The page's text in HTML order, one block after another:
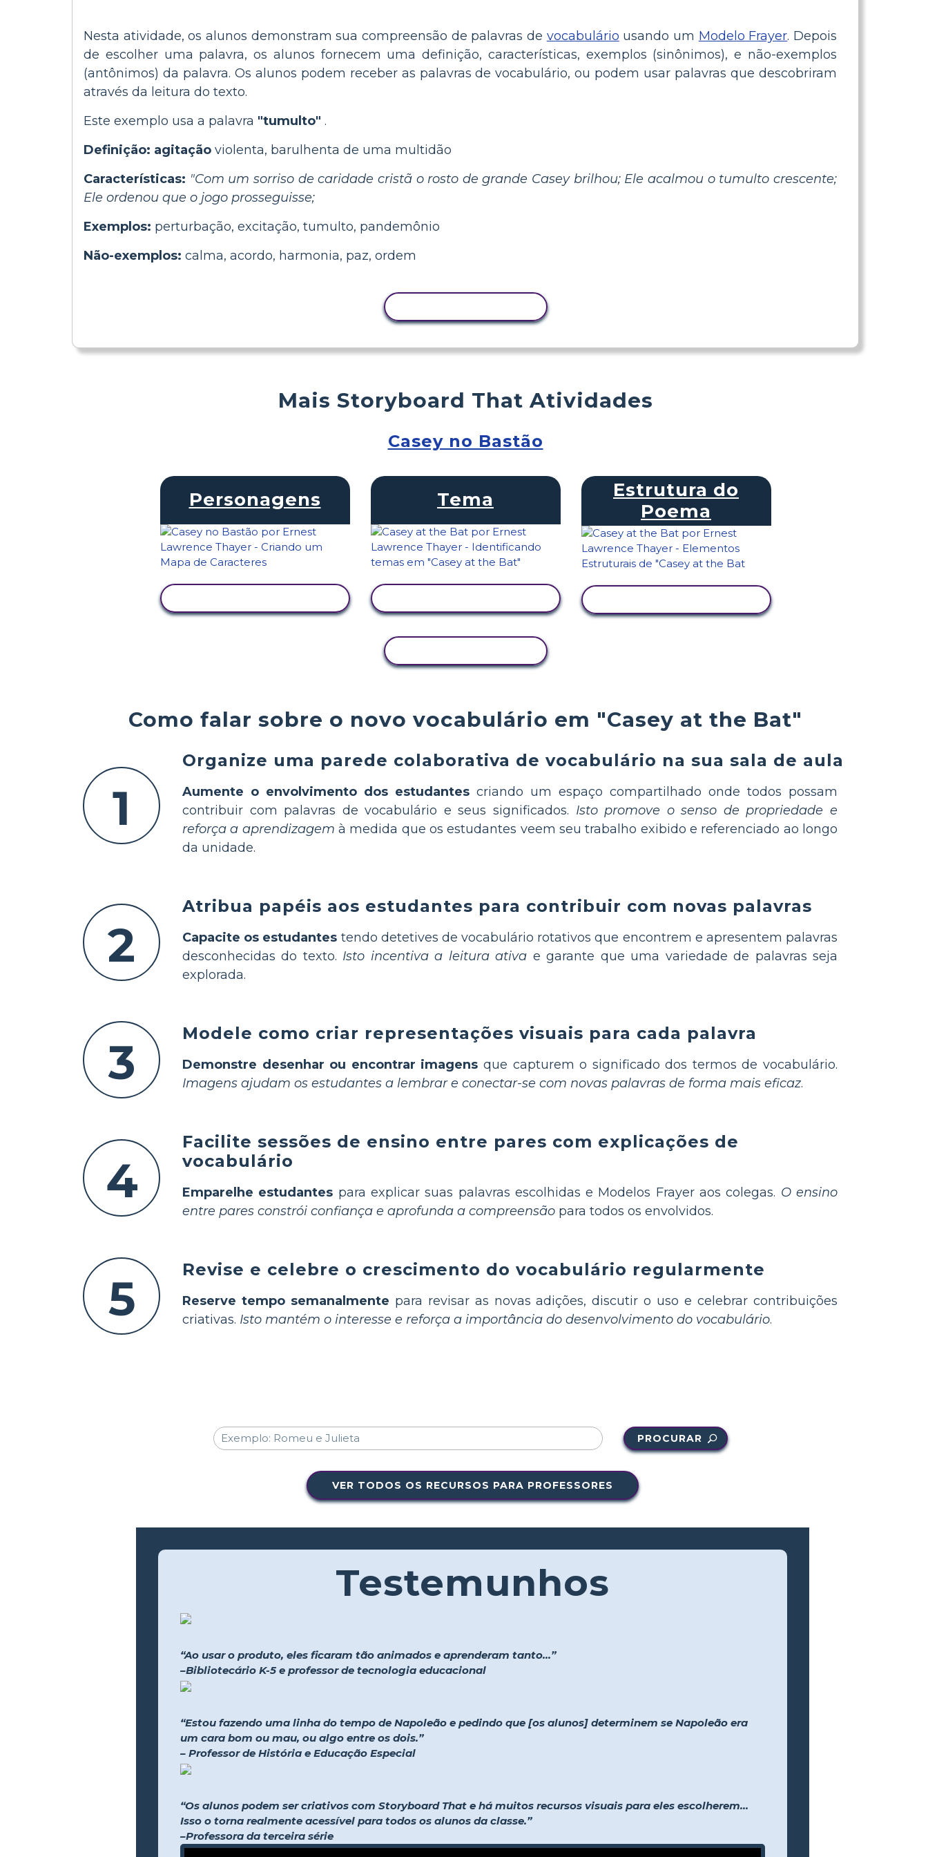
Nesta atividade, os alunos demonstram sua compreensão de palavras de vocabulário usando um Modelo Frayer. Depois
de escolher uma palavra, os alunos fornecem uma definição, características, exemplos (sinônimos), e não-exemplos
(antônimos) da palavra. Os alunos podem receber as palavras de vocabulário, ou podem usar palavras que descobriram
através da leitura do texto.
Este exemplo usa a palavra "tumulto" .
Definição: agitação violenta, barulhenta de uma multidão
Características: "Com um sorriso de caridade cristã o rosto de grande Casey brilhou; Ele acalmou o tumulto crescente;
Ele ordenou que o jogo prosseguisse;
Exemplos: perturbação, excitação, tumulto, pandemônio
Não-exemplos: calma, acordo, harmonia, paz, ordem
Como falar sobre o novo vocabulário em "Casey at the Bat"
1
Organize uma parede colaborativa de vocabulário na sua sala de aula
Aumente o envolvimento dos estudantes criando um espaço compartilhado onde todos possam
contribuir com palavras de vocabulário e seus significados. Isto promove o senso de propriedade e
reforça a aprendizagem à medida que os estudantes veem seu trabalho exibido e referenciado ao longo
da unidade.
2
Atribua papéis aos estudantes para contribuir com novas palavras
Capacite os estudantes tendo detetives de vocabulário rotativos que encontrem e apresentem palavras
desconhecidas do texto. Isto incentiva a leitura ativa e garante que uma variedade de palavras seja
explorada.
3
Modele como criar representações visuais para cada palavra
Demonstre desenhar ou encontrar imagens que capturem o significado dos termos de vocabulário.
Imagens ajudam os estudantes a lembrar e conectar-se com novas palavras de forma mais eficaz.
4
Facilite sessões de ensino entre pares com explicações de
vocabulário
Emparelhe estudantes para explicar suas palavras escolhidas e Modelos Frayer aos colegas. O ensino
entre pares constrói confiança e aprofunda a compreensão para todos os envolvidos.
5
Revise e celebre o crescimento do vocabulário regularmente
Reserve tempo semanalmente para revisar as novas adições, discutir o uso e celebrar contribuições
criativas. Isto mantém o interesse e reforça a importância do desenvolvimento do vocabulário.
Mais Storyboard That Atividades
Casey no Bastão
Personagens Tema
Estrutura do
Poema
PROCURAR
VER TODOS OS RECURSOS PARA PROFESSORES
Testemunhos
“Ao usar o produto, eles ficaram tão animados e aprenderam tanto...”
–Bibliotecário K-5 e professor de tecnologia educacional
“Estou fazendo uma linha do tempo de Napoleão e pedindo que [os alunos] determinem se Napoleão era
um cara bom ou mau, ou algo entre os dois.”
– Professor de História e Educação Especial
“Os alunos podem ser criativos com Storyboard That e há muitos recursos visuais para eles escolherem...
Isso o torna realmente acessível para todos os alunos da classe.”
–Professora da terceira série